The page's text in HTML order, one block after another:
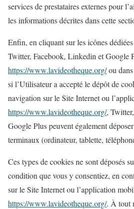
services de prestataires externes pour
les informations décrites dans cette
Enfin, en cliquant sur les icônes
Twitter, Facebook, Linkedin et Google
https://www.lavideotheque.org/ou
si l’Utilisateur a accepté le dépôt de
navigation sur le Site Internet ou
https://www.lavideotheque.org/,
Google Plus peuvent également
terminaux (ordinateur, tablette,
Ces types de cookies ne sont déposés
condition que vous y consentiez, en
sur le Site Internet ou l’application
https://www.lavideotheque.org/. À tout